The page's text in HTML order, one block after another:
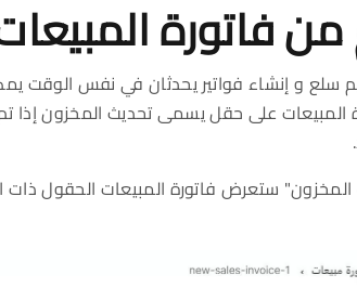
من فاتورة
سلع و إنشاء فواتير يحدثان في نفس الوقت
المبيعات على حقل يسمى تحديث المخزون إذا
ستعرض فاتورة المبيعات الحقول